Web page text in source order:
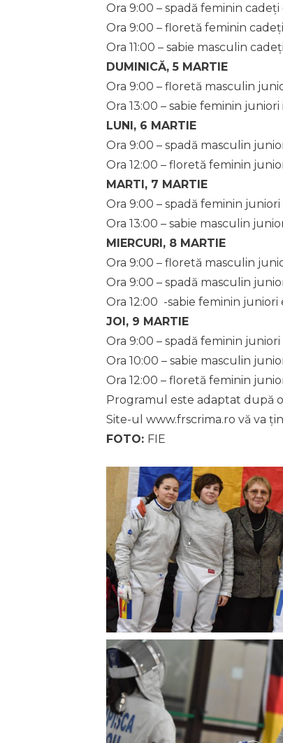
Ora 9:00 – spadă feminin cadeți
Ora 9:00 – floretă feminin
Ora 11:00 – sabie masculin
DUMINICĂ, 5 MARTIE
Ora 9:00 – floretă masculin
Ora 13:00 – sabie feminin
LUNI, 6 MARTIE
Ora 9:00 – spadă masculin
Ora 12:00 – floretă feminin
MARTI, 7 MARTIE
Ora 9:00 – spadă feminin
Ora 13:00 – sabie masculin
MIERCURI, 8 MARTIE
Ora 9:00 – floretă masculin
Ora 9:00 – spadă masculin
Ora 12:00 -sabie feminin juniori
JOI, 9 MARTIE
Ora 9:00 – spadă feminin juniori
Ora 10:00 – sabie masculin
Ora 12:00 – floretă feminin
Programul este adaptat după
Site-ul www.frscrima.ro vă va
FOTO: FIE